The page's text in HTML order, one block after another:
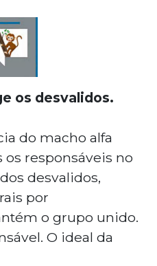
os desvalidos.
do macho alfa
os responsáveis no
desvalidos,
por
o grupo unido.
O ideal da